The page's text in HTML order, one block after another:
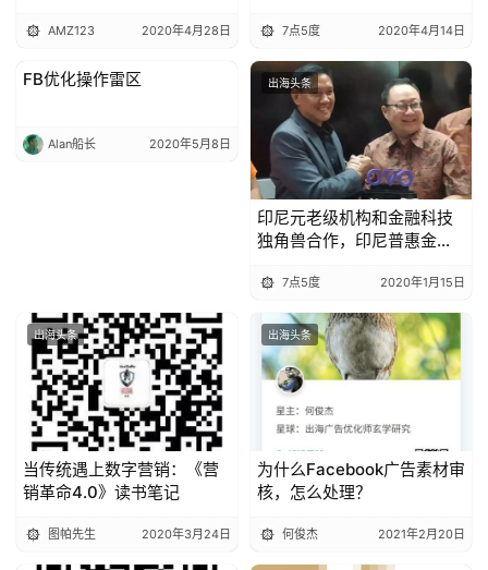
AMZ123 2020年4月28日 7点5度 2020年4月14日
出海头条
FB优化操作雷区
Alan船长 2020年5月8日
出海头条
印尼元老级机构和金融科技
独角兽合作，印尼普惠金融
7点5度 2020年1月15日
出海头条
当传统遇上数字营销：《营
销革命4.0》读书笔记
图帕先生 2020年3月24日
出海头条
为什么Facebook广告素材审
核，怎么处理？
何俊杰 2021年2月20日